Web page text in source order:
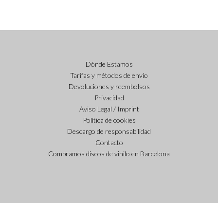
Dónde Estamos
Tarifas y métodos de envío
Devoluciones y reembolsos
Privacidad
Aviso Legal / Imprint
Política de cookies
Descargo de responsabilidad
Contacto
Compramos discos de vinilo en Barcelona